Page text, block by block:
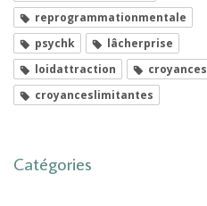
reprogrammationmentale
psychk
lâcherprise
loidattraction
croyances
croyanceslimitantes
Catégories